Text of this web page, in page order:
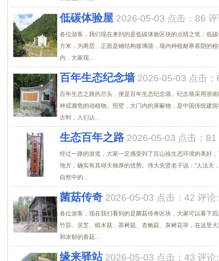
低碳体验屋 2026-05-03 点击：86
各位游客，我们现在来到的是低碳体验区块的点睛之笔：低
方米，为两层，正面是钢结构玻璃墙，墙内种植耐寒喜阴的
内，大家现...
百年生态纪念墙 2026-05-03 点击
百年生态之路的尽头，便是百年生态纪念墙。纪念墙采用浙
种或濒危的动植物。照壁，大门内的屏蔽物，是中国传统建
古时，人们认...
生态百年之路 2026-05-03 点击：81
经过一路的游览，大家一定感受到了百山祖生态环境的美好
地方，确实有其得天独厚的优势。伟大先贤老子说：“人法天
自然中的...
菌菇传奇 2026-05-03 点击：42 评论
各位游客，现在我们看到的是菌菇传奇区块，大家可以看下
竹荪、灵芝、椴木菇、茶树菇、杏鲍菇、灰树花等，在这里
和浓郁的香菇...
缘来驿站 2026-05-03 点击：43 评论